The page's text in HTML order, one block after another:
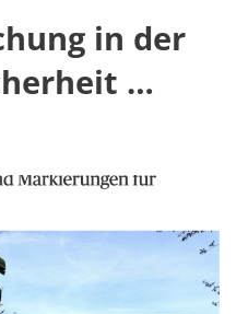
in der
…